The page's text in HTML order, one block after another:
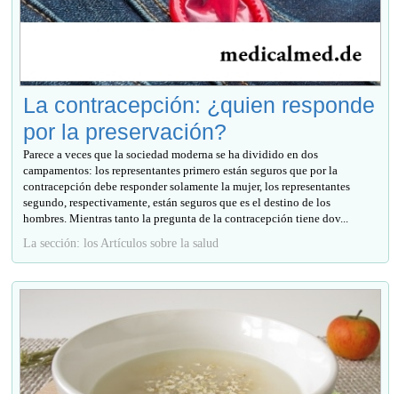
La contracepción: ¿quien responde
por la preservación?
Parece a veces que la sociedad moderna se ha dividido en dos
campamentos: los representantes primero están seguros que por la
contracepción debe responder solamente la mujer, los representantes
segundo, respectivamente, están seguros que es el destino de los
hombres. Mientras tanto la pregunta de la contracepción tiene dov...
La sección: los Artículos sobre la salud